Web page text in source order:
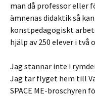
man då professor eller
ämnenas didaktik så
konstpedagogiskt
hjälp av 250 elever i
Jag stannar inte i
Jag tar flyget hem till
SPACE ME-broschyren